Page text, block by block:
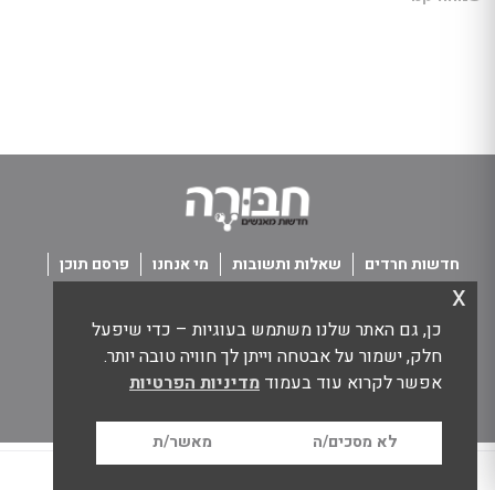
כן, גם האתר שלנו משתמש בעוגיות – כדי שיפעל
חלק, ישמור על אבטחה וייתן לך חוויה טובה יותר.
אפשר לקרוא עוד בעמוד מדיניות הפרטיות
לא מסכים/ה מאשר/ת
x
חדשות חרדים שאלות ותשובות מי אנחנו
פרסם תוכן
כל הזכויות שמורות חבורה - חדשות מאנשים